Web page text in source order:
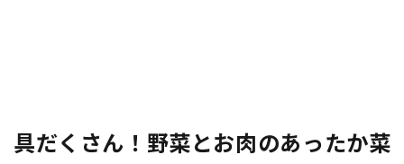
具だくさん！野菜とお肉のあったか菜